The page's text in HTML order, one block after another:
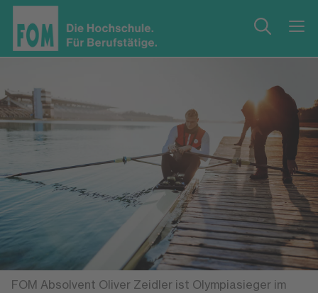
FOM Absolvent Oliver Zeidler ist Olympiasieger im